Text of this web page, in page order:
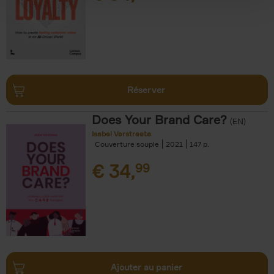
Réserver
Does Your Brand Care? (EN)
Isabel Verstraete
Couverture souple
2021 147
€ 34,99
Ajouter au panier